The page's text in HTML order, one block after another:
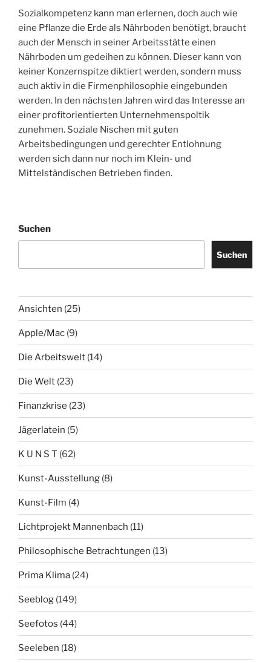
Sozialkompetenz kann man erlernen, doch auch wie
eine Pflanze die Erde als Nährboden benötigt, braucht
auch der Mensch in seiner Arbeitsstätte einen
Nährboden um gedeihen zu können. Dieser kann von
keiner Konzernspitze diktiert werden, sondern muss
auch aktiv in die Firmenphilosophie eingebunden
werden. In den nächsten Jahren wird das Interesse an
einer profitorientierten Unternehmenspoltik
zunehmen. Soziale Nischen mit guten
Arbeitsbedingungen und gerechter Entlohnung
werden sich dann nur noch im Klein- und
Mittelständischen Betrieben finden.
Suchen
Suchen
Ansichten (25)
Apple/Mac (9)
Die Arbeitswelt (14)
Die Welt (23)
Finanzkrise (23)
Jägerlatein (5)
K U N S T (62)
Kunst-Ausstellung (8)
Kunst-Film (4)
Lichtprojekt Mannenbach (11)
Philosophische Betrachtungen (13)
Prima Klima (24)
Seeblog (149)
Seefotos (44)
Seeleben (18)